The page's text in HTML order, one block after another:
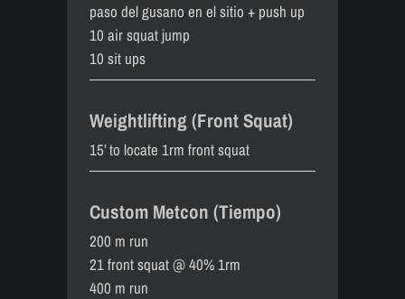
paso del gusano en el sitio + push up
10 air squat jump
10 sit ups
Weightlifting (Front Squat)
15’ to locate 1rm front squat
Custom Metcon (Tiempo)
200 m run
21 front squat @ 40% 1rm
400 m run